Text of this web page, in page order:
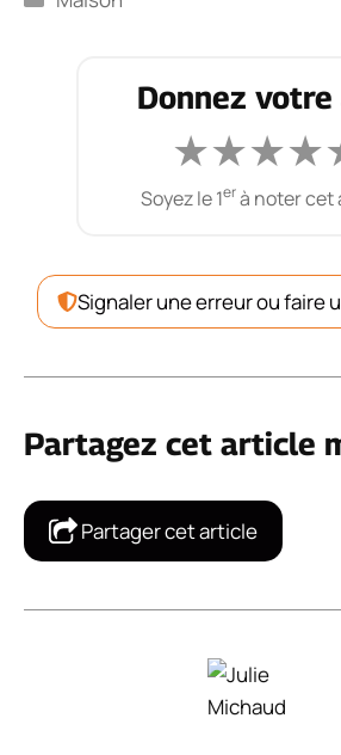
Donnez votre
★★★★
Soyez le 1erà noter cet
Signaler une erreur ou faire
Partagez cet article
Partager cet article